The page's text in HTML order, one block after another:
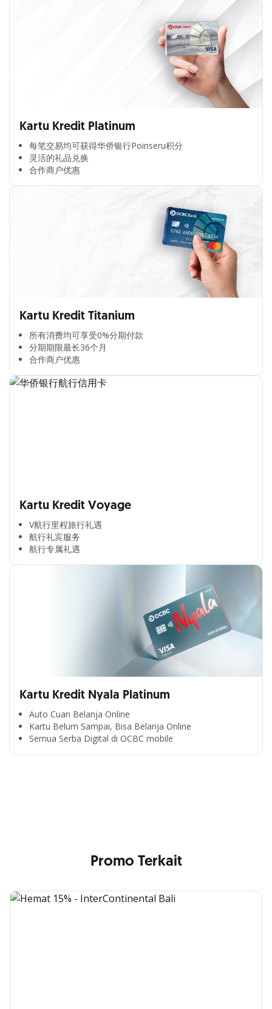
Kartu Kredit Platinum
每笔交易均可获得华侨银行Poinseru积分​
灵活的礼品兑换​
合作商户优惠​
Kartu Kredit Titanium
所有消费均可享受0%分期付款​
分期期限最长36个月​
合作商户优惠​
Kartu Kredit Voyage
V航行里程旅行礼遇
航行礼宾服务
航行专属礼遇
Kartu Kredit Nyala Platinum
Auto Cuan Belanja Online
Kartu Belum Sampai, Bisa Belanja Online
Semua Serba Digital di OCBC mobile
Cross Selling Banner Global
Promo Terkait